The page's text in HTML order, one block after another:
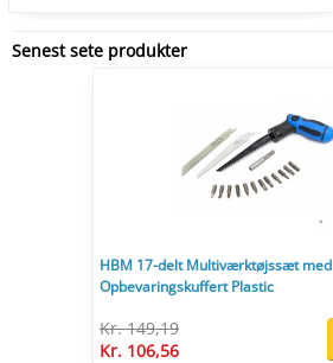
Senest sete produkter
HBM 17-delt Multiværktøjssæt med
Opbevaringskuffert Plastic
Kr. 149,19
Kr. 106,56